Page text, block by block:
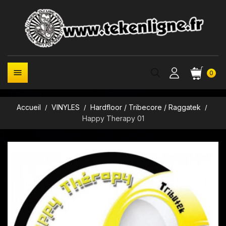
0

Accueil VINYLES
Hardfloor / Tribecore / Raggatek
Happy Therapy 01